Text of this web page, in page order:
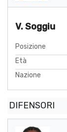
V. Soggiu
Posizione
Età
Nazione
DIFENSORI